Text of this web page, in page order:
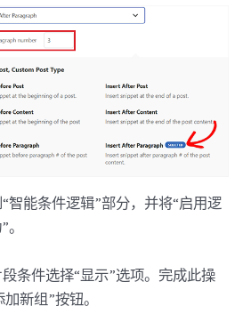
智能条件逻辑”部分，并将“启用逻
条件选择“显示”选项。完成此操
新组”按钮。